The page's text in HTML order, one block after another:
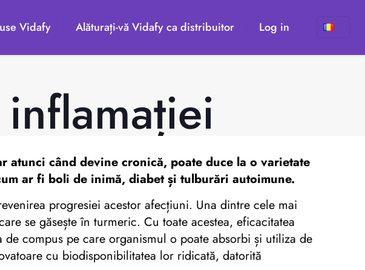
Vidafy Alăturați-vă Vidafy ca distribuitor Log in
atunci când devine cronică, poate duce la o varietate
ar fi boli de inimă, diabet și tulburări autoimune.
progresiei acestor afecțiuni. Una dintre cele mai
se găsește în turmeric. Cu toate acestea, eficacitatea
compus pe care organismul o poate absorbi și utiliza de
cu biodisponibilitatea lor ridicată, datorită